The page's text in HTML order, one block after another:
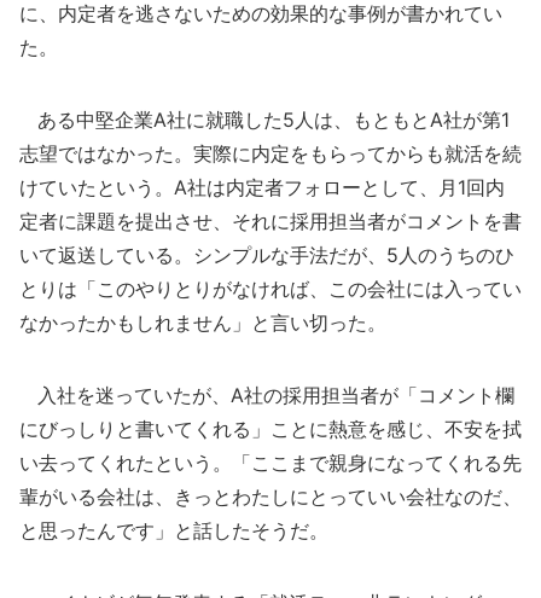
に、内定者を逃さないための効果的な事例が書かれてい
た。
ある中堅企業A社に就職した5人は、もともとA社が第1
志望ではなかった。実際に内定をもらってからも就活を続
けていたという。A社は内定者フォローとして、月1回内
定者に課題を提出させ、それに採用担当者がコメントを書
いて返送している。シンプルな手法だが、5人のうちのひ
とりは「このやりとりがなければ、この会社には入ってい
なかったかもしれません」と言い切った。
入社を迷っていたが、A社の採用担当者が「コメント欄
にびっしりと書いてくれる」ことに熱意を感じ、不安を拭
い去ってくれたという。「ここまで親身になってくれる先
輩がいる会社は、きっとわたしにとっていい会社なのだ、
と思ったんです」と話したそうだ。